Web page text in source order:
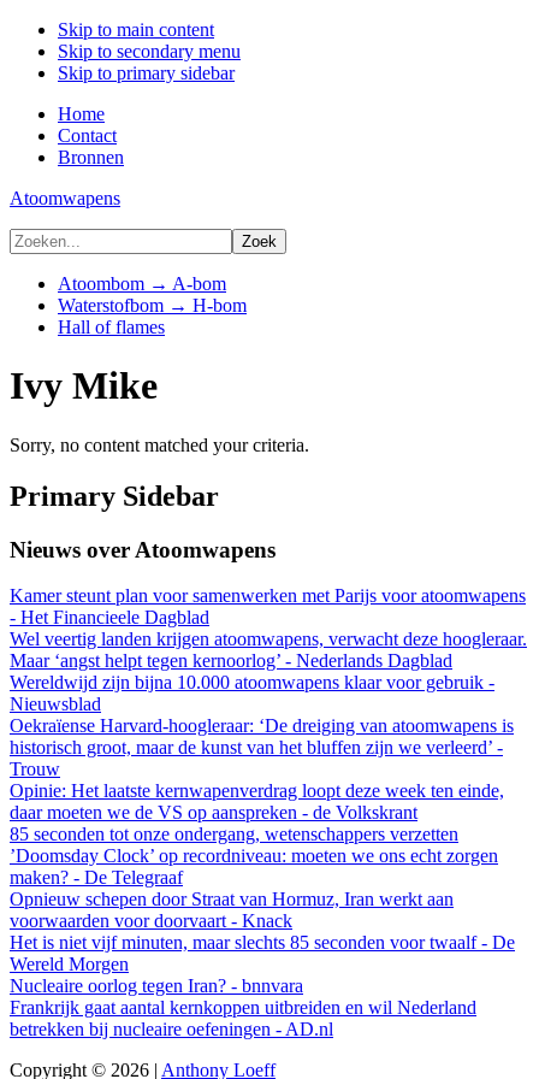
Skip to main content
Skip to secondary menu
Skip to primary sidebar
Home
Contact
Bronnen
Atoomwapens
Atoombom → A-bom
Waterstofbom → H-bom
Hall of flames
Ivy Mike
Sorry, no content matched your criteria.
Primary Sidebar
Nieuws over Atoomwapens
Kamer steunt plan voor samenwerken met Parijs voor atoomwapens
- Het Financieele Dagblad
Wel veertig landen krijgen atoomwapens, verwacht deze hoogleraar.
Maar ‘angst helpt tegen kernoorlog’ - Nederlands Dagblad
Wereldwijd zijn bijna 10.000 atoomwapens klaar voor gebruik -
Nieuwsblad
Oekraïense Harvard-hoogleraar: ‘De dreiging van atoomwapens is
historisch groot, maar de kunst van het bluffen zijn we verleerd’ -
Trouw
Opinie: Het laatste kernwapenverdrag loopt deze week ten einde,
daar moeten we de VS op aanspreken - de Volkskrant
85 seconden tot onze ondergang, wetenschappers verzetten
’Doomsday Clock’ op recordniveau: moeten we ons echt zorgen
maken? - De Telegraaf
Opnieuw schepen door Straat van Hormuz, Iran werkt aan
voorwaarden voor doorvaart - Knack
Het is niet vijf minuten, maar slechts 85 seconden voor twaalf - De
Wereld Morgen
Nucleaire oorlog tegen Iran? - bnnvara
Frankrijk gaat aantal kernkoppen uitbreiden en wil Nederland
betrekken bij nucleaire oefeningen - AD.nl
Copyright © 2026 | Anthony Loeff